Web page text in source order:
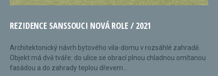
REZIDENCE SANSSOUCI NOVÁ ROLE / 2021
Architektonický návrh bytového vila-domu v rozsáhlé zahradě.
Objekt má dvě tváře: do ulice se obrací plnou chladnou omítanou
fasádou a do zahrady teplou dřevem...